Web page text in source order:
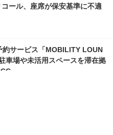
ール、座席が保安基準に不適
約サービス「MOBILITY LOUN
車場や未活用スペースを滞在拠